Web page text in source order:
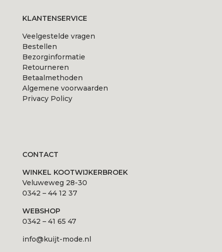
KLANTENSERVICE
Veelgestelde vragen
Bestellen
Bezorginformatie
Retourneren
Betaalmethoden
Algemene voorwaarden
Privacy Policy
CONTACT
WINKEL KOOTWIJKERBROEK
Veluweweg 28-30
0342 – 44 12 37
WEBSHOP
0342 – 41 65 47
info@kuijt-mode.nl